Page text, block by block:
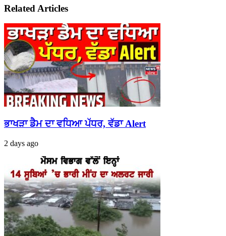
Related Articles
ਭਾਖੜਾ ਡੈਮ ਦਾ ਵਧਿਆ ਪੱਧਰ, ਵੱਡਾ Alert
2 days ago